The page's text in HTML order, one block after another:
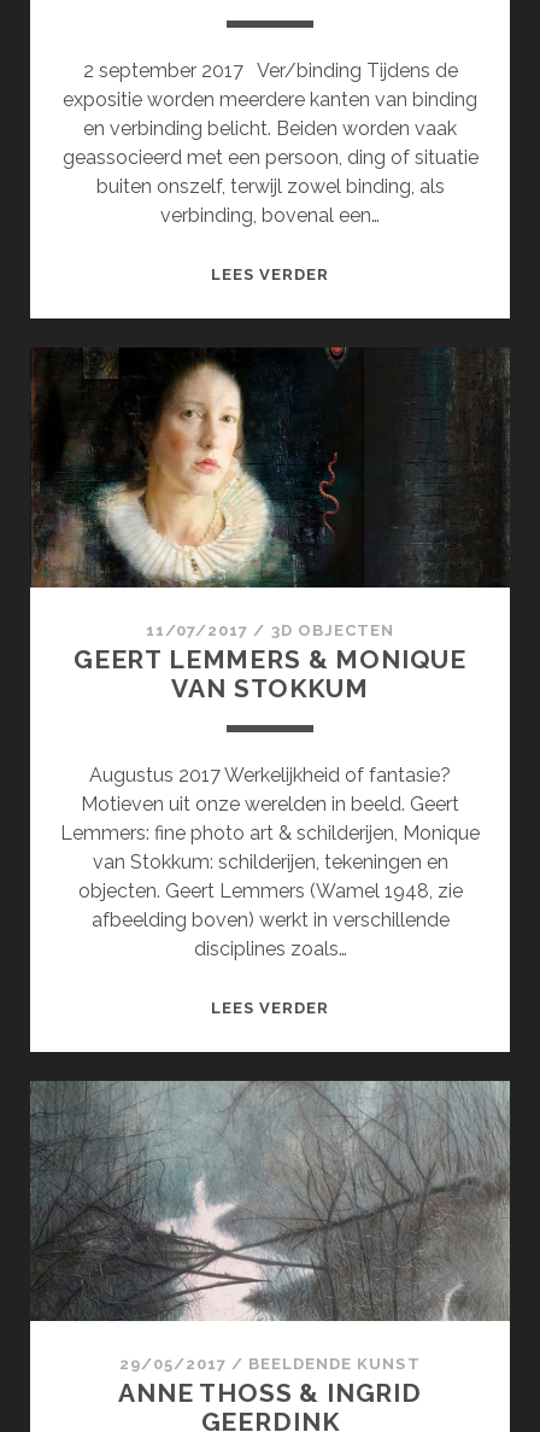
2 september 2017 Ver/binding Tijdens de
expositie worden meerdere kanten van binding
en verbinding belicht. Beiden worden vaak
geassocieerd met een persoon, ding of situatie
buiten onszelf, terwijl zowel binding, als
verbinding, bovenal een…
LEES VERDER
&
11/07/2017 / 3D OBJECTEN
GEERT LEMMERS & MONIQUE
VAN STOKKUM
Augustus 2017 Werkelijkheid of fantasie?
Motieven uit onze werelden in beeld. Geert
Lemmers: fine photo art & schilderijen, Monique
van Stokkum: schilderijen, tekeningen en
objecten. Geert Lemmers (Wamel 1948, zie
afbeelding boven) werkt in verschillende
disciplines zoals…
LEES VERDER
MONIQUE
VAN
STOKKUM
29/05/2017 / BEELDENDE KUNST
ANNE THOSS & INGRID
GEERDINK